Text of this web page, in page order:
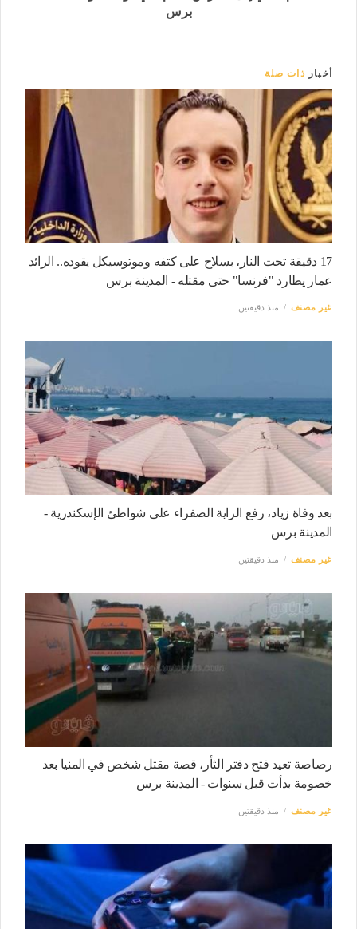
برس
أخبار ذات صلة
17 دقيقة تحت النار، بسلاح على كتفه وموتوسيكل يقوده.. الرائد
عمار يطارد "فرنسا" حتى مقتله - المدينة برس
غير مصنف منذ دقيقتين
بعد وفاة زياد، رفع الراية الصفراء على شواطئ الإسكندرية -
المدينة برس
غير مصنف منذ دقيقتين
رصاصة تعيد فتح دفتر الثأر، قصة مقتل شخص في المنيا بعد
خصومة بدأت قبل سنوات - المدينة برس
غير مصنف منذ دقيقتين